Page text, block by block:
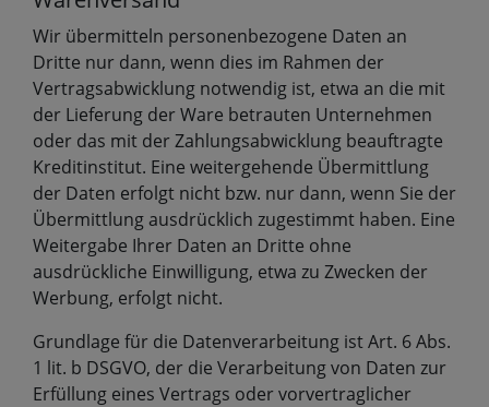
Wir übermitteln personenbezogene Daten an
Dritte nur dann, wenn dies im Rahmen der
Vertragsabwicklung notwendig ist, etwa an die mit
der Lieferung der Ware betrauten Unternehmen
oder das mit der Zahlungsabwicklung beauftragte
Kreditinstitut. Eine weitergehende Übermittlung
der Daten erfolgt nicht bzw. nur dann, wenn Sie der
Übermittlung ausdrücklich zugestimmt haben. Eine
Weitergabe Ihrer Daten an Dritte ohne
ausdrückliche Einwilligung, etwa zu Zwecken der
Werbung, erfolgt nicht.
Grundlage für die Datenverarbeitung ist Art. 6 Abs.
1 lit. b DSGVO, der die Verarbeitung von Daten zur
Erfüllung eines Vertrags oder vorvertraglicher